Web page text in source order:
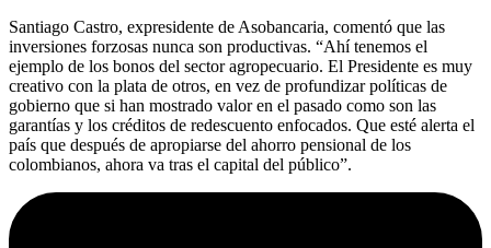
Santiago Castro, expresidente de Asobancaria, comentó que las
inversiones forzosas nunca son productivas. “Ahí tenemos el
ejemplo de los bonos del sector agropecuario. El Presidente es muy
creativo con la plata de otros, en vez de profundizar políticas de
gobierno que si han mostrado valor en el pasado como son las
garantías y los créditos de redescuento enfocados. Que esté alerta el
país que después de apropiarse del ahorro pensional de los
colombianos, ahora va tras el capital del público”.